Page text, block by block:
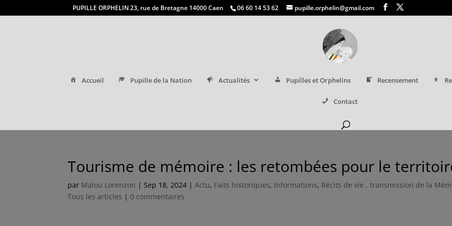
PUPILLE ORPHELIN 23, rue de Bretagne 14000 Caen 06 60 14 53 62 pupille.orphelin@gmail.com
Accueil Pupille de la Nation Actualités Pupilles et Orphelins Recensement
Contact
Tourisme de mémoire : les retombées pour le
par Malou Lorenzon | Sep 18, 2024 |Actu, Faits historiques, Informations, Récits de vie , transmission de la
Tous les articles | 0 commentaires